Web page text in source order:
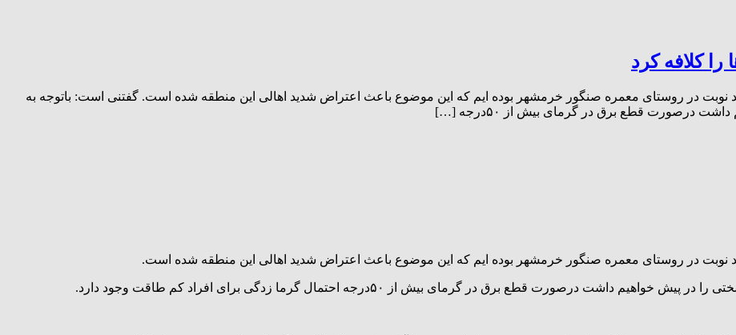
ساعته برق در چند نوبت در روستای معمره صنگور خرمشهر بوده ایم که این موضوع باعث اعتراض شدید اهالی این منطقه شده است. گفتنی است: باتوجه به
درصورت قطع برق در گرمای بیش از ۵۰درجه […]
درصورت قطع برق در گرمای بیش از ۵۰درجه احتمال گرما زدگی برای افراد کم طاقت وجود دارد.